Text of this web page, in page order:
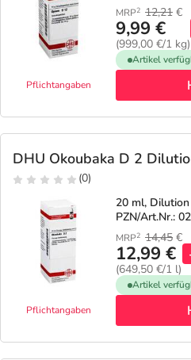
Pflichtangaben
MRP2 12,21 €
9,99 €
(999,00 €/1 kg)
Artikel
DHU Okoubaka D 2
(0)
Pflichtangaben
20 ml, Dilution
PZN/Art.Nr.:
MRP2 14,45 €
12,99 €
(649,50 €/1 l)
Artikel